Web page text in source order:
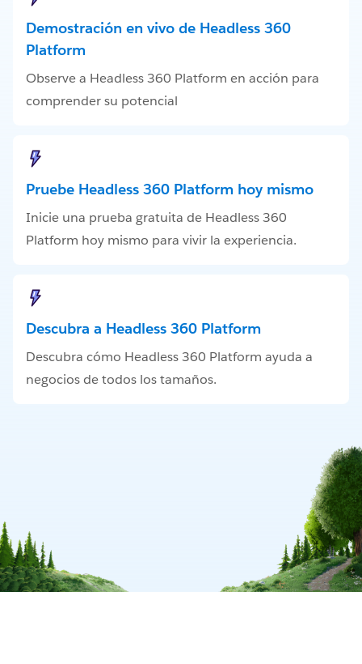
Demostración en vivo de Headless 360
Platform
Observe a Headless 360 Platform en acción para
comprender su potencial
Pruebe Headless 360 Platform hoy mismo
Inicie una prueba gratuita de Headless 360
Platform hoy mismo para vivir la experiencia.
Descubra a Headless 360 Platform
Descubra cómo Headless 360 Platform ayuda a
negocios de todos los tamaños.